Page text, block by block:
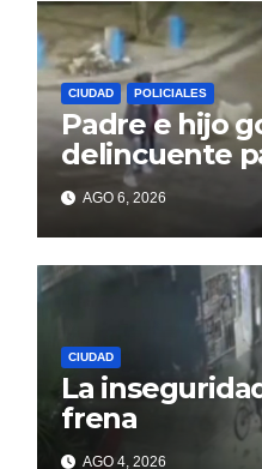
CIUDAD POLICIALES
Padre e hijo
delincuente
un celular
AGO 6, 2026
CIUDAD
La
frena
AGO 4, 2026